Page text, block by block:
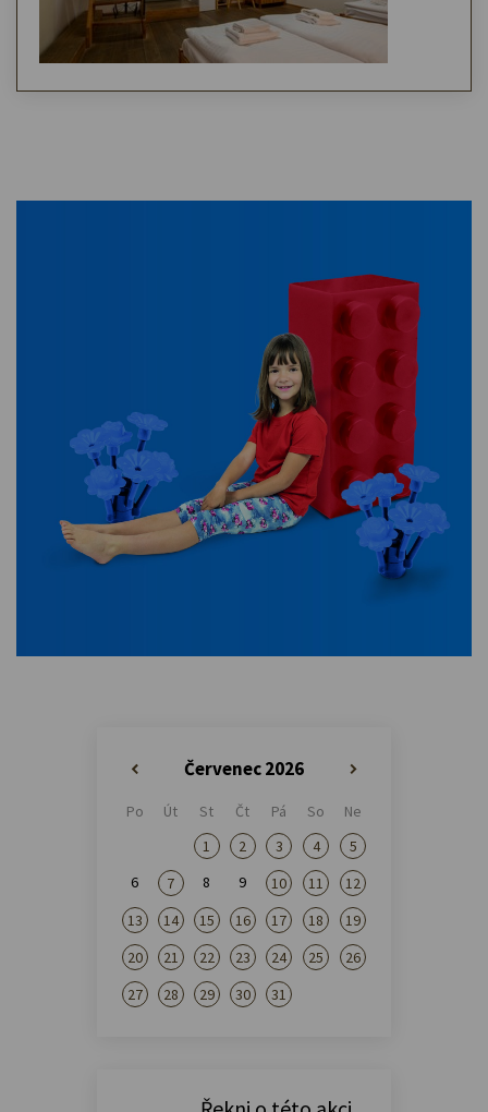
Červenec 2026
»
Po Út St Čt Pá So
Ne
1
2 3 4
5
6
7 8 9 10 11
12
13
14 15 16 17 18
19
20
21 22 23 24 25
26
27
28 29 30 31